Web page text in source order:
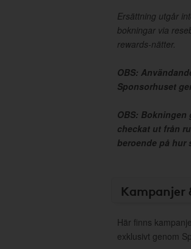
Ersättning utgår
bokningar via
rewards-nätter.
OBS:
Sponsorhuset
OBS:
checkat ut från
beroende på
Kampanjer
Här finns
exklusivt genom